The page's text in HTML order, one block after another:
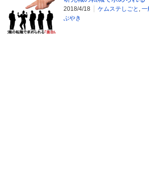
2018/4/18 ケムステしごと 一
ぶやき